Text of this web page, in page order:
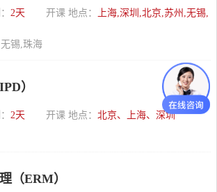
2天 开课 地点：
上海,深圳,北京,苏州,无锡,
锡,珠海
）
2天 开课 地点： 北京、上海、深圳
（ERM）